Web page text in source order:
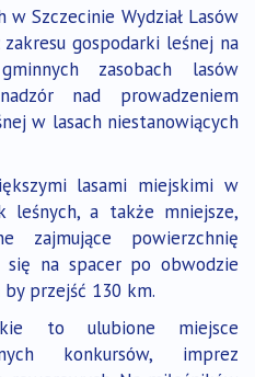
w Szczecinie Wydział Lasów
gospodarki leśnej na
zasobach lasów
nad prowadzeniem
w lasach niestanowiących
lasami miejskimi w
leśnych, a także mniejsze,
zajmujące powierzchnię
się na spacer po obwodzie
przejść 130 km.
to ulubione miejsce
konkursów, imprez